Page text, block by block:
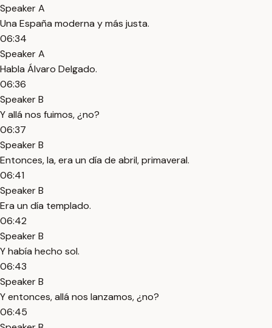
Speaker A
Una España moderna y más justa.
06:34
Speaker A
Habla Álvaro Delgado.
06:36
Speaker B
Y allá nos fuimos, ¿no?
06:37
Speaker B
Entonces, la, era un día de abril, primaveral.
06:41
Speaker B
Era un día templado.
06:42
Speaker B
Y había hecho sol.
06:43
Speaker B
Y entonces, allá nos lanzamos, ¿no?
06:45